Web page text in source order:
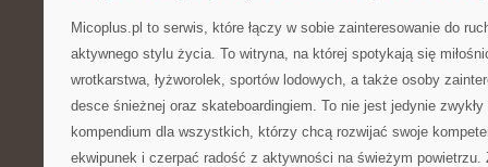
Micoplus.pl to serwis, które łączy w sobie zainteresowanie do
aktywnego stylu życia. To witryna, na której spotykają się
wrotkarstwa, łyżworolek, sportów lodowych, a także osoby
desce śnieżnej oraz skateboardingiem. To nie jest jedynie
kompendium dla wszystkich, którzy chcą rozwijać swoje
ekwipunek i czerpać radość z aktywności na świeżym